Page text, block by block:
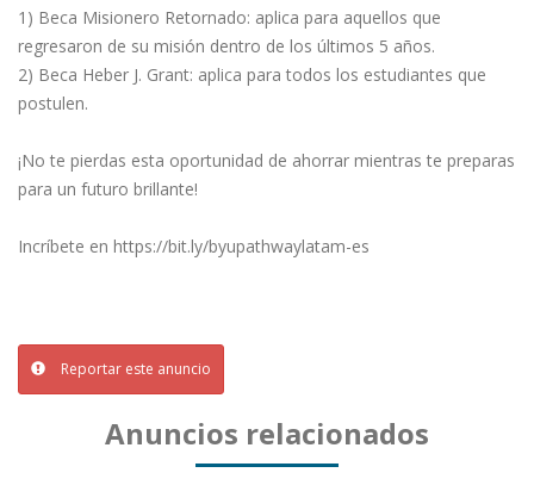
1) Beca Misionero Retornado: aplica para aquellos que
regresaron de su misión dentro de los últimos 5 años.
2) Beca Heber J. Grant: aplica para todos los estudiantes que
postulen.
¡No te pierdas esta oportunidad de ahorrar mientras te preparas
para un futuro brillante!
Incríbete en https://bit.ly/byupathwaylatam-es
Reportar este anuncio
Anuncios relacionados